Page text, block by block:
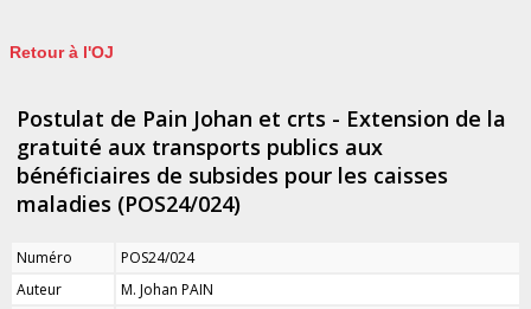
Retour à l'OJ
Postulat de Pain Johan et crts - Extension de la
gratuité aux transports publics aux
bénéficiaires de subsides pour les caisses
maladies (POS24/024)
Numéro
POS24/024
Auteur
M. Johan PAIN